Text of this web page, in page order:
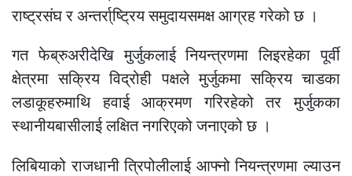
राष्ट्रसंघ र अन्तर्रा्ष्ट्रिय समुदायसमक्ष आग्रह गरेको छ ।
गत फेब्रुअरीदेखि मुर्जुकलाई नियन्त्रणमा लिइरहेका पूर्वी
क्षेत्रमा सक्रिय विद्रोही पक्षले मुर्जुकमा सक्रिय चाडका
लडाकूहरुमाथि हवाई आक्रमण गरिरहेको तर मुर्जुकका
स्थानीयबासीलाई लक्षित नगरिएको जनाएको छ ।
लिबियाको राजधानी त्रिपोलीलाई आफ्नो नियन्त्रणमा ल्याउन